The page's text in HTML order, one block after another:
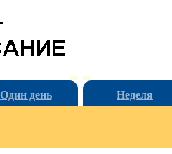
Один день Неделя